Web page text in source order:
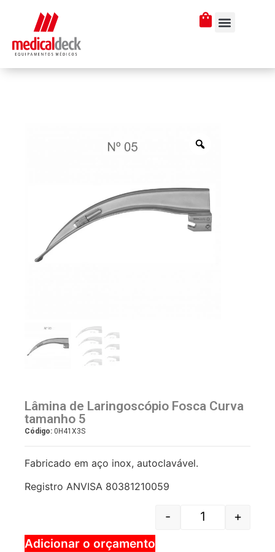
Lâmina de Laringoscópio Fosca Curva
tamanho 5
Código: 0H41X3S
Fabricado em aço inox, autoclavável.
Registro ANVISA 80381210059
-
+
Adicionar o orçamento